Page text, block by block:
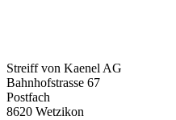
Streiff von Kaenel AG
Bahnhofstrasse 67
Postfach
8620 Wetzikon